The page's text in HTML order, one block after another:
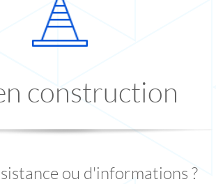
construction
ou d'informations ?